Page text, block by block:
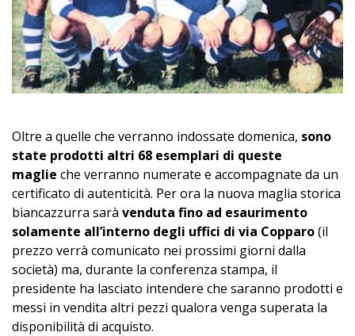
Oltre a quelle che verranno indossate domenica, sono
state prodotti altri 68 esemplari di queste
maglie che verranno numerate e accompagnate da un
certificato di autenticità. Per ora la nuova maglia storica
biancazzurra sarà venduta fino ad esaurimento
solamente all’interno degli uffici di via Copparo(il
prezzo verrà comunicato nei prossimi giorni dalla
società) ma, durante la conferenza stampa, il
presidente ha lasciato intendere che saranno prodotti e
messi in vendita altri pezzi qualora venga superata la
disponibilità di acquisto.